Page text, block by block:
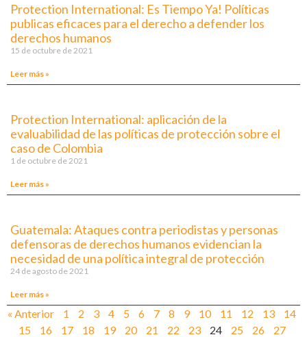
Protection International: Es Tiempo Ya! Políticas
publicas eficaces para el derecho a defender los
derechos humanos
15 de octubre de 2021
Leer más »
Protection International: aplicación de la
evaluabilidad de las políticas de protección sobre el
caso de Colombia
1 de octubre de 2021
Leer más »
Guatemala: Ataques contra periodistas y personas
defensoras de derechos humanos evidencian la
necesidad de una política integral de protección
24 de agosto de 2021
Leer más »
« Anterior 1 2 3 4 5 6 7 8 9 10 11 12 13
14
15
16 17 18 19 20 21 22 23 24 25 26
27